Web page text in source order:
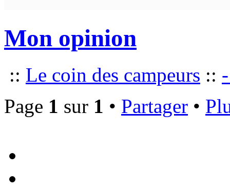
Mon opinion
:: Le coin des campeurs ::
Page 1 sur 1 • Partager •